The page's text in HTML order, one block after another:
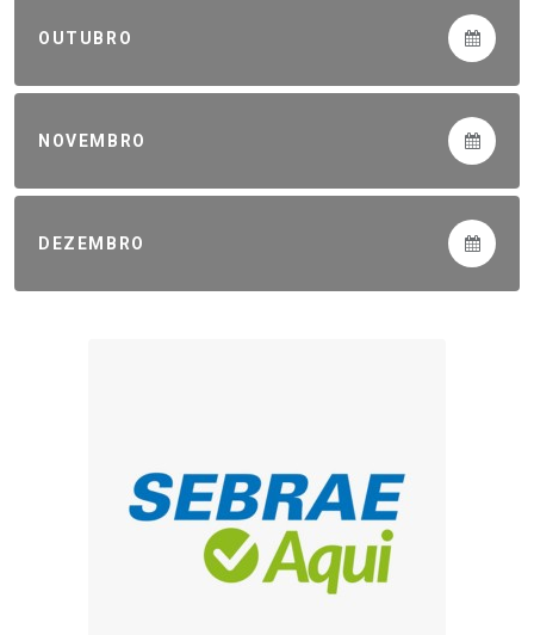
OUTUBRO
NOVEMBRO
DEZEMBRO